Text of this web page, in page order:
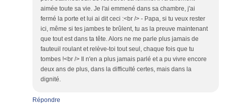
aimée toute sa vie. Je l'ai emmené dans sa chambre, j'ai
fermé la porte et lui ai dit ceci :<br /> - Papa, si tu veux rester
ici, même si tes jambes te brûlent, tu as la preuve maintenant
que tout est dans ta tête. Alors ne me parle plus jamais de
fauteuil roulant et relève-toi tout seul, chaque fois que tu
tombes !<br /> Il n'en a plus jamais parlé et a pu vivre encore
deux ans de plus, dans la difficulté certes, mais dans la
dignité.
Répondre